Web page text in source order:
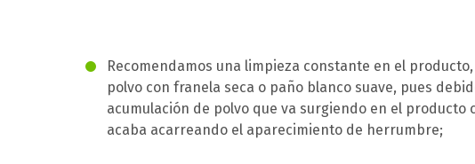
Recomendamos una limpieza constante en el
polvo con franela seca o paño blanco suave, pues
acumulación de polvo que va surgiendo en el producto
acaba acarreando el aparecimiento de herrumbre;